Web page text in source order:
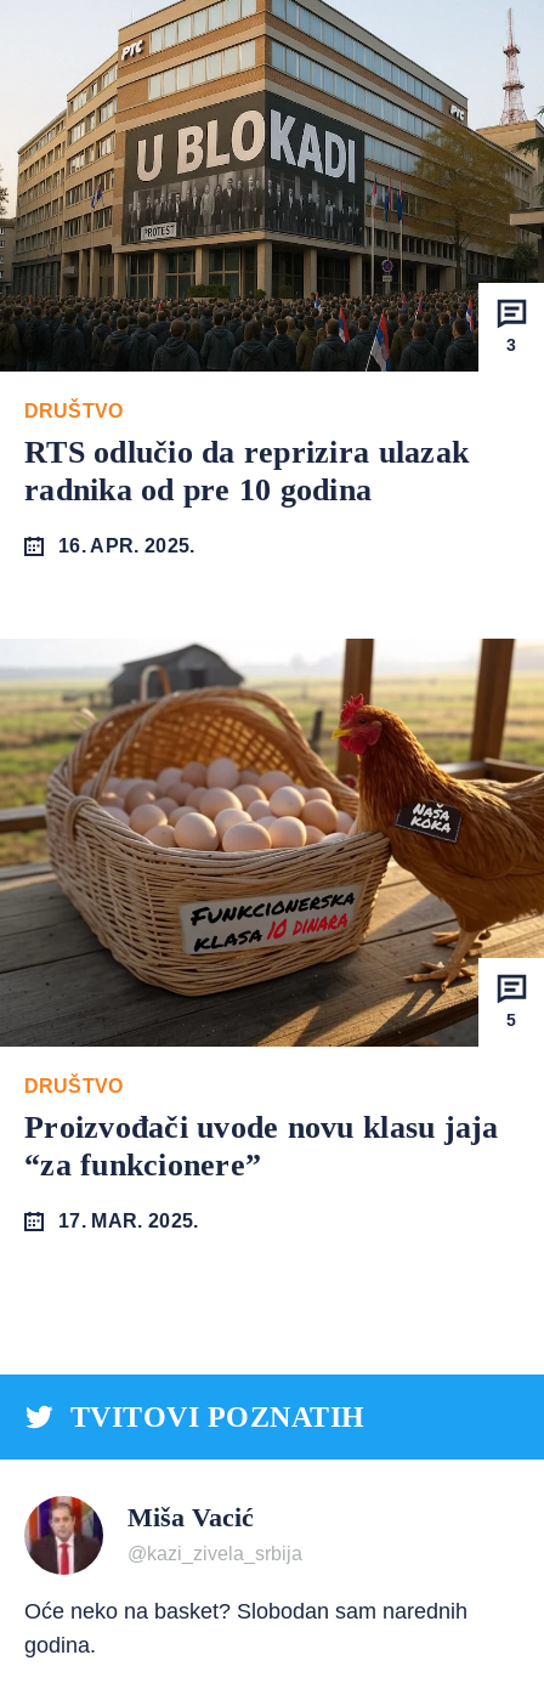
3
DRUŠTVO
RTS odlučio da reprizira ulazak
radnika od pre 10 godina
16. APR. 2025.
5
DRUŠTVO
Proizvođači uvode novu klasu jaja
“za funkcionere”
17. MAR. 2025.
TVITOVI POZNATIH
Miša Vacić
@kazi_zivela_srbija
Oće neko na basket? Slobodan sam narednih
godina.